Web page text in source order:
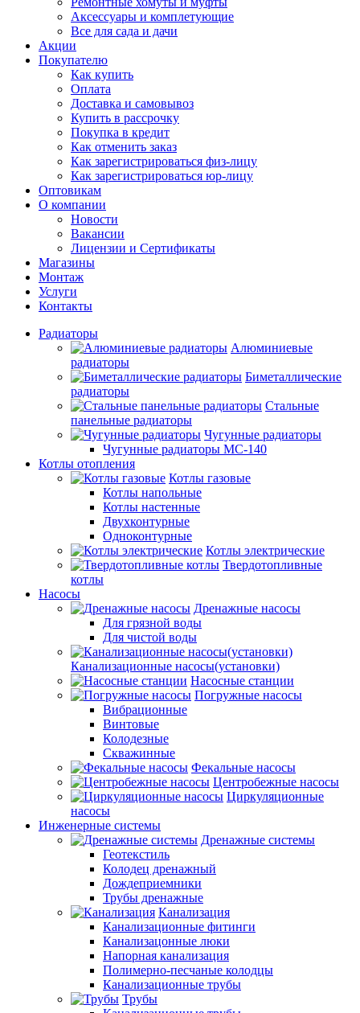
Аксессуары и комплетующие
Все для сада и дачи
Акции
Покупателю
Как купить
Оплата
Доставка и самовывоз
Купить в рассрочку
Покупка в кредит
Как отменить заказ
Как зарегистрироваться физ-лицу
Как зарегистрироваться юр-лицу
Оптовикам
О компании
Новости
Вакансии
Лицензии и Сертификаты
Магазины
Монтаж
Услуги
Контакты
Радиаторы
Алюминиевые
радиаторы
Биметаллические
радиаторы
Стальные
панельные радиаторы
Чугунные радиаторы
Чугунные радиаторы МС-140
Котлы отопления
Котлы газовые
Котлы напольные
Котлы настенные
Двухконтурные
Одноконтурные
Котлы электрические
Твердотопливные
котлы
Насосы
Дренажные насосы
Для грязной воды
Для чистой воды
Канализационные насосы(установки)
Насосные станции
Погружные насосы
Вибрационные
Винтовые
Колодезные
Скважинные
Фекальные насосы
Центробежные насосы
Циркуляционные
насосы
Инженерные системы
Дренажные системы
Геотекстиль
Колодец дренажный
Дождеприемники
Трубы дренажные
Канализация
Канализационные фитинги
Канализацонные люки
Напорная канализация
Полимерно-песчаные колодцы
Канализационные трубы
Трубы